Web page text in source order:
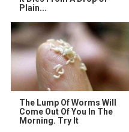
Plain...
The Lump Of Worms Will
Come Out Of You In The
Morning. Try It